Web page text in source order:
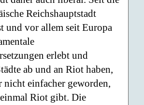
Reichshauptstadt
und vor allem seit Europa
erlebt und
ab und an Riot haben,
nicht einfacher geworden,
Riot gibt. Die